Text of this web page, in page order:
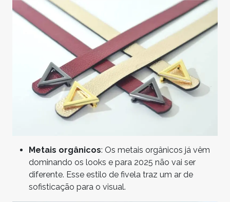
Metais orgânicos: Os metais orgânicos já vêm
dominando os looks e para 2025 não vai ser
diferente. Esse estilo de fivela traz um ar de
sofisticação para o visual.